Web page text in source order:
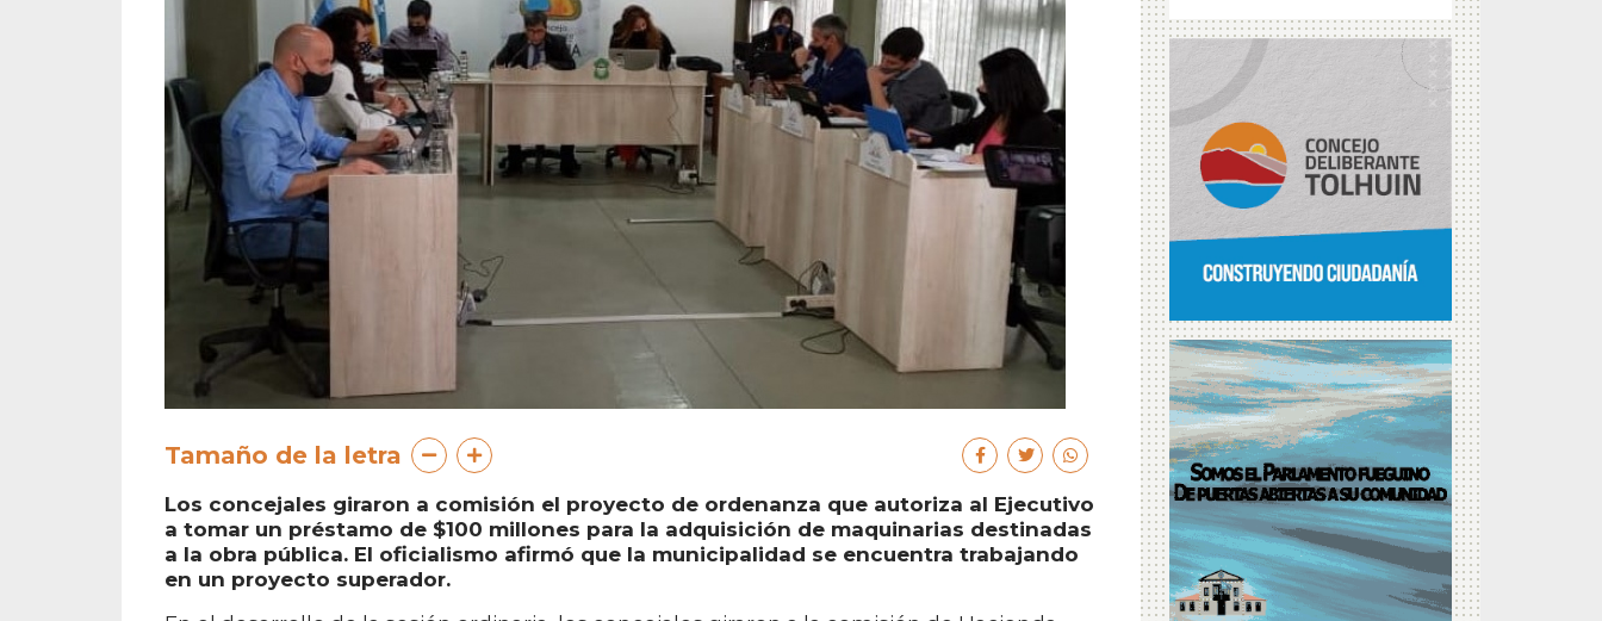
Tamaño de la letra
Los concejales giraron a comisión el proyecto de ordenanza que autoriza al Ejecutivo
a tomar un préstamo de $100 millones para la adquisición de maquinarias destinadas
a la obra pública. El oficialismo afirmó que la municipalidad se encuentra trabajando
en un proyecto superador.